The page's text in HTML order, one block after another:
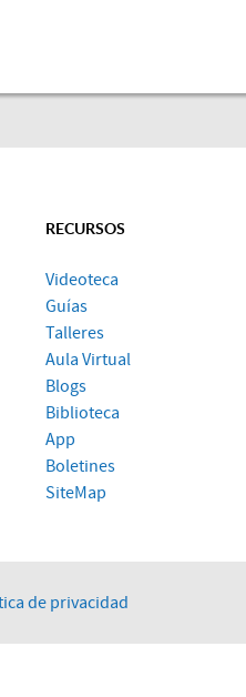
RECURSOS
Videoteca
Guías
Talleres
Aula Virtual
Blogs
Biblioteca
App
Boletines
SiteMap
de privacidad